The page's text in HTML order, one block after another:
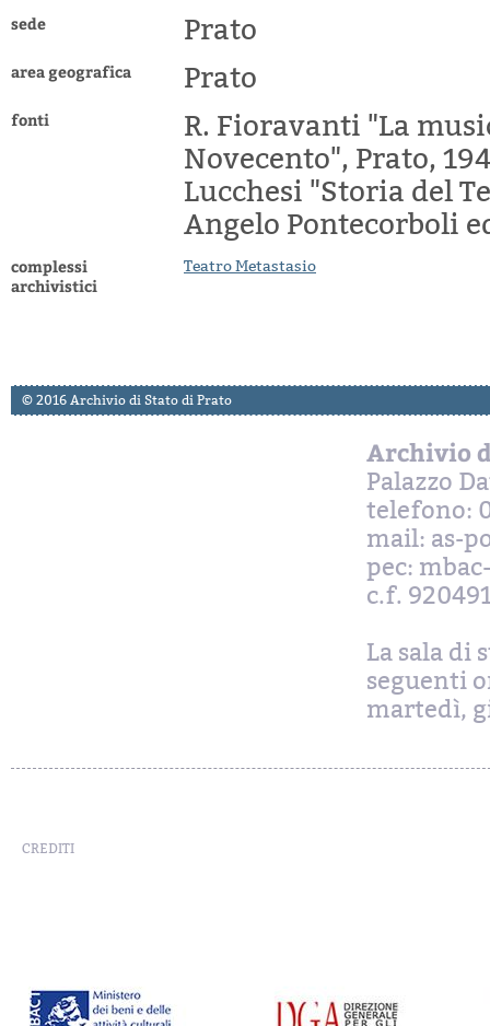
sede Prato
area geografica Prato
fonti
R. Fioravanti "La
Novecento", Prato,
Lucchesi "Storia del
Angelo Pontecorboli
complessi
archivistici
Teatro Metastasio
© 2016 Archivio di Stato di Prato
Archivio
Palazzo
telefono:
mail: as-
pec:
c.f.
La sala di
seguenti
martedì,
CREDITI